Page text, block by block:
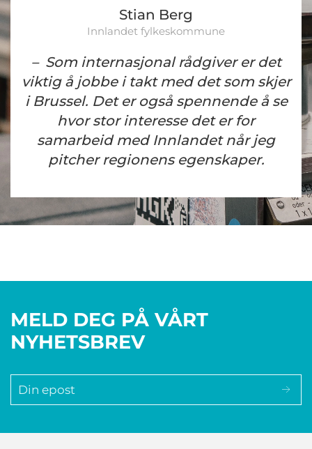
Stian Berg
Innlandet fylkeskommune
– Som internasjonal rådgiver er det
viktig å jobbe i takt med det som skjer
i Brussel. Det er også spennende å se
hvor stor interesse det er for
samarbeid med Innlandet når jeg
pitcher regionens egenskaper.
MELD DEG PÅ VÅRT
NYHETSBREV